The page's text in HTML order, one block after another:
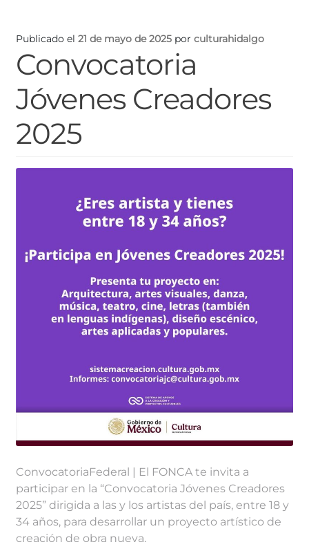
Publicado el 21 de mayo de 2025 por culturahidalgo
Convocatoria
Jóvenes Creadores
2025
ConvocatoriaFederal | El FONCA te invita a
participar en la “Convocatoria Jóvenes Creadores
2025” dirigida a las y los artistas del país, entre 18 y
34 años, para desarrollar un proyecto artístico de
creación de obra nueva.